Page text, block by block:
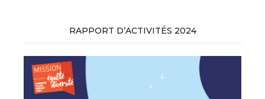
RAPPORT D’ACTIVITÉS 2024